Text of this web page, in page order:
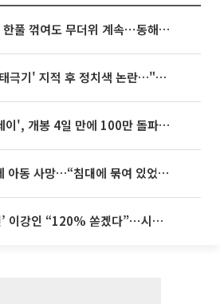
[내일 날씨] 폭염 한풀 꺾여도 무더위 계속⋯동해안 이틀 연속 비
김희철, '뒤집힌 태극기' 지적 후 정치색 논란…"좌우 떠나 우리나라 국기"
놀란 감독 '오디세이', 개봉 4일 만에 100만 돌파⋯'왕사남' 보다 빠르다
천안 교회서 11세 아동 사망…“침대에 묶여 있었다” 진술 확보
AT마드리드 ‘7번’ 이강인 “120% 쏟겠다”⋯시메오네 감독 “필요한 선수”